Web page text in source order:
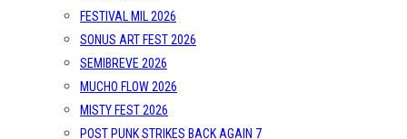
FESTIVAL MIL 2026
SONUS ART FEST 2026
SEMIBREVE 2026
MUCHO FLOW 2026
MISTY FEST 2026
POST PUNK STRIKES BACK AGAIN 7